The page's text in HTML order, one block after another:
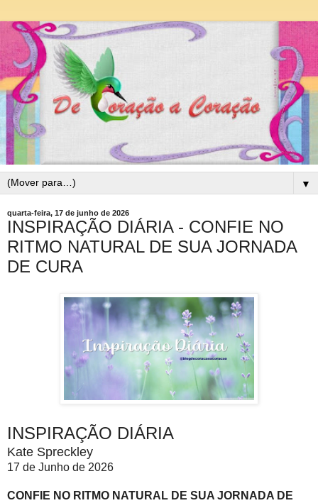
▼
quarta-feira, 17 de junho de 2026
INSPIRAÇÃO DIÁRIA - CONFIE NO
RITMO NATURAL DE SUA JORNADA
DE CURA
INSPIRAÇÃO DIÁRIA
Kate Spreckley
17 de Junho de 2026
CONFIE NO RITMO NATURAL DE SUA JORNADA DE